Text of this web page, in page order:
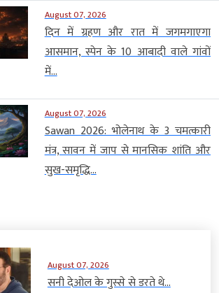
August 07, 2026
दिन में ग्रहण और रात में जगमगाएगा
आसमान, स्पेन के 10 आबादी वाले गांवों
में...
August 07, 2026
Sawan 2026: भोलेनाथ के 3 चमत्कारी
मंत्र, सावन में जाप से मानसिक शांति और
सुख-समृद्धि...
August 07, 2026
सनी देओल के गुस्से से डरते थे...